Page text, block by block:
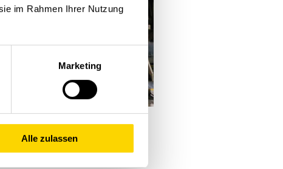
im Rahmen Ihrer Nutzung
Marketing
Alle zulassen